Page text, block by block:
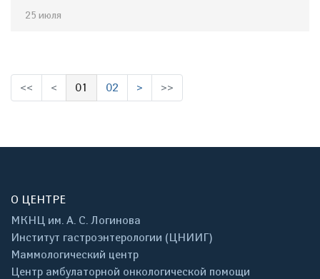
25 июля
<< <
01
02 > >>
О ЦЕНТРЕ
МКНЦ им. А. С. Логинова
Институт гастроэнтерологии (ЦНИИГ)
Маммологический центр
Центр амбулаторной онкологической помощи